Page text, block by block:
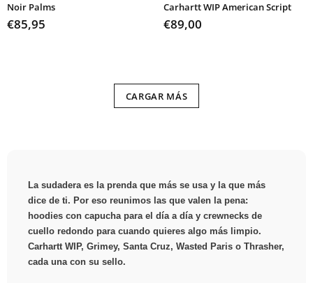
Noir Palms
€85,95
Carhartt WIP American Script
€89,00
CARGAR MÁS
La sudadera es la prenda que más se usa y la que más
dice de ti. Por eso reunimos las que valen la pena:
hoodies con capucha para el día a día y crewnecks de
cuello redondo para cuando quieres algo más limpio.
Carhartt WIP, Grimey, Santa Cruz, Wasted Paris o Thrasher,
cada una con su sello.